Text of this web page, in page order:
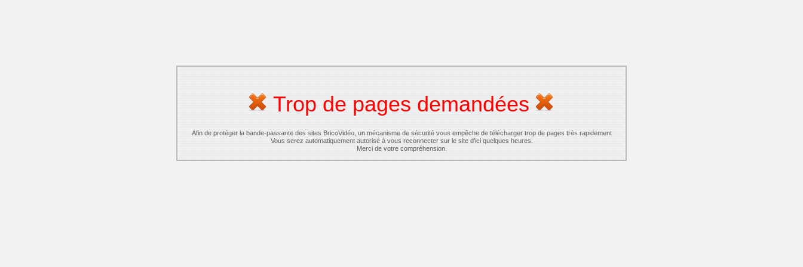
Trop de pages demandées
Afin de protéger la bande-passante des sites BricoVidéo, un mécanisme de sécurité vous empêche de télécharger trop de pages très rapidement
Vous serez automatiquement autorisé à vous reconnecter sur le site d'ici quelques heures.
Merci de votre compréhension.